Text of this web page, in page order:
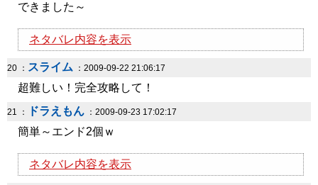
できました～
ネタバレ内容を表示
20 ： スライム ：2009-09-22 21:06:17
超難しい！完全攻略して！
21 ： ドラえもん ：2009-09-23 17:02:17
簡単～エンド2個ｗ
ネタバレ内容を表示